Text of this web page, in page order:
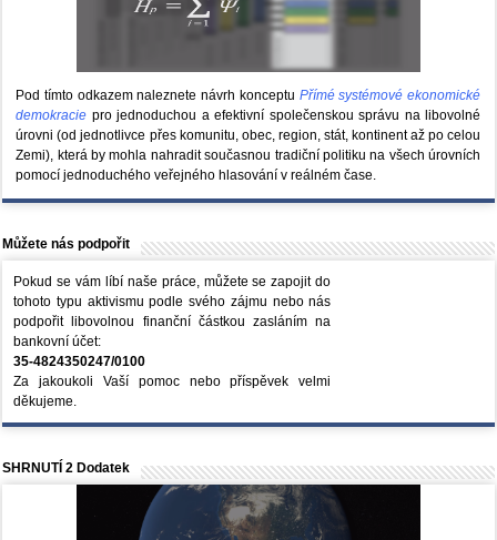
Pod tímto odkazem naleznete návrh konceptu Přímé systémové ekonomické
demokracie pro jednoduchou a efektivní společenskou správu na libovolné
úrovni (od jednotlivce přes komunitu, obec, region, stát, kontinent až po celou
Zemi), která by mohla nahradit současnou tradiční politiku na všech úrovních
pomocí jednoduchého veřejného hlasování v reálném čase.
Můžete nás podpořit
Pokud se vám líbí naše práce, můžete se zapojit do
tohoto typu aktivismu podle svého zájmu nebo nás
podpořit libovolnou finanční částkou zasláním na
bankovní účet:
35-4824350247/0100
Za jakoukoli Vaší pomoc nebo příspěvek velmi
děkujeme.
SHRNUTÍ 2 Dodatek